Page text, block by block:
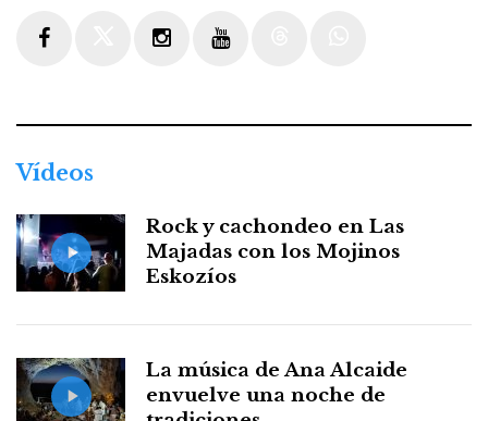
Vídeos
Rock y cachondeo en Las
Majadas con los Mojinos
Eskozíos
La música de Ana Alcaide
envuelve una noche de